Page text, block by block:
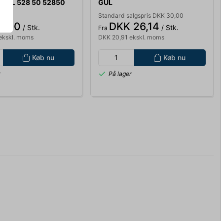
528 50 52850
/ Stk.
moms
Køb nu
GUL
Standard salgspris DKK 30,00
Fra DKK 26,14 / Stk.
DKK 20,91 ekskl. moms
Køb nu
På lager